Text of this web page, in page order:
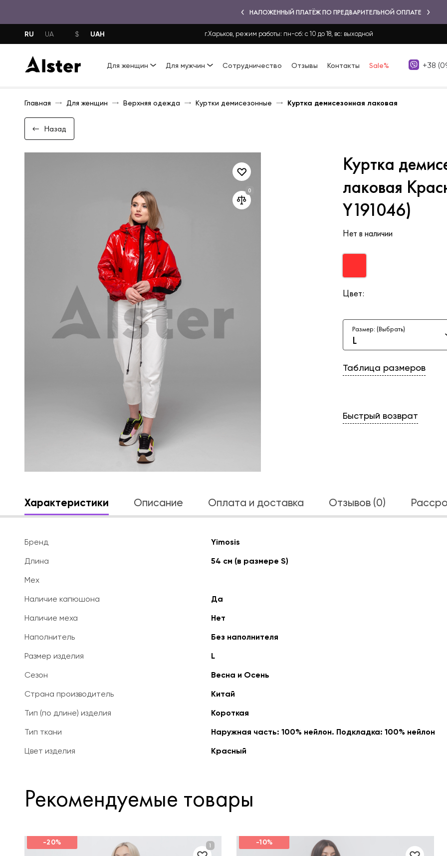
НАЛОЖЕННЫЙ ПЛАТЁЖ ПО ПРЕДВАРИТЕЛЬНОЙ ОПЛАТЕ
RU UA $ UAH г.Харьков, режим работы: пн-сб: с 10 до 18, вс: выходной
Для женщин Для мужчин Сотрудничество Отзывы Контакты Sale% +38
Главная Для женщин Верхняя одежда Куртки демисезонные Куртка демисезонная лаковая
Назад
Куртка
лаковая
Y191046)
Нет в наличии
Цвет:
Размер: (Выбрать)
L
Таблица размеров
Быстрый возврат
Характеристики Описание Оплата и доставка Отзывов (0)
Бренд
Yimosis
Длина
54 см (в размере S)
Мех
Наличие капюшона
Да
Наличие меха
Нет
Наполнитель
Без наполнителя
Размер изделия
L
Сезон
Весна и Осень
Страна производитель
Китай
Тип (по длине) изделия
Короткая
Тип ткани
Наружная часть: 100% нейлон. Подкладка: 100% нейлон
Цвет изделия
Красный
Рекомендуемые товары
-20% -10%